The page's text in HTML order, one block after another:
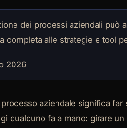
dei processi aziendali può
completa alle strategie e tool
2026
aziendale significa far
qualcuno fa a mano: girare